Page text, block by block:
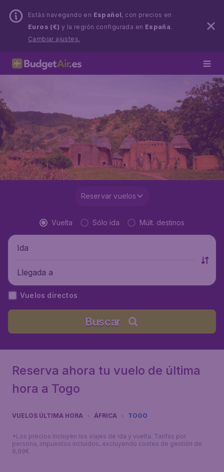
Estás navegando en Español, con precios en
Euros (€) y la región configurada en España.
Cambiar ajustes.
Reservar vuelos
Vuelta Sólo ida Múlt. destinos
Ida
Llegada a
Vuelos directos
Buscar
Reserva ahora tu vuelo de última
hora a Togo
VUELOS ÚLTIMA HORA ÁFRICA TOGO
*Los precios incluyen los viajes de ida y vuelta. Tarifas por
persona, impuestos incluidos, excluyendo costes de gestión de
9,99€.